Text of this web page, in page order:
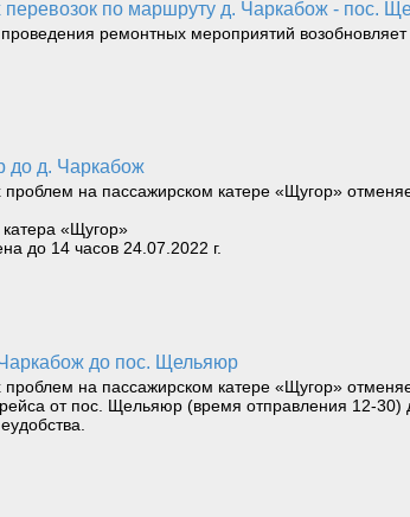
перевозок по маршруту д. Чаркабож - пос.
ремонтных мероприятий
до д. Чаркабож
на пассажирском катере «Щугор»
«Щугор»
до 14 часов 24.07.2022 г.
Чаркабож до пос. Щельяюр
на пассажирском катере «Щугор»
от пос. Щельяюр (время отправления 12-30)